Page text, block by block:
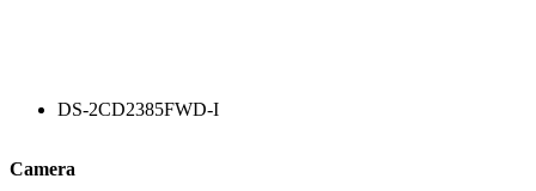
DS-2CD2385FWD-I
Camera